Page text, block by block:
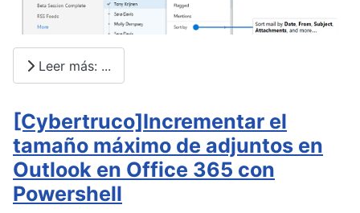
Leer más: ...
[Cybertruco]Incrementar el
tamaño máximo de adjuntos en
Outlook en Office 365 con
Powershell